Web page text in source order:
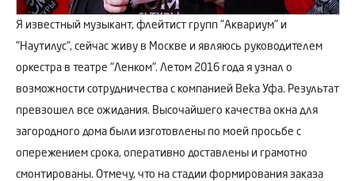
Я известный музыкант, флейтист групп "Аквариум" и
"Наутилус", сейчас живу в Москве и являюсь руководителем
оркестра в театре "Ленком". Летом 2016 года я узнал о
возможности сотрудничества с компанией Вeka Уфа. Результат
превзошел все ожидания. Высочайшего качества окна для
загородного дома были изготовлены по моей просьбе с
опережением срока, оперативно доставлены и грамотно
смонтированы. Отмечу, что на стадии формирования заказа